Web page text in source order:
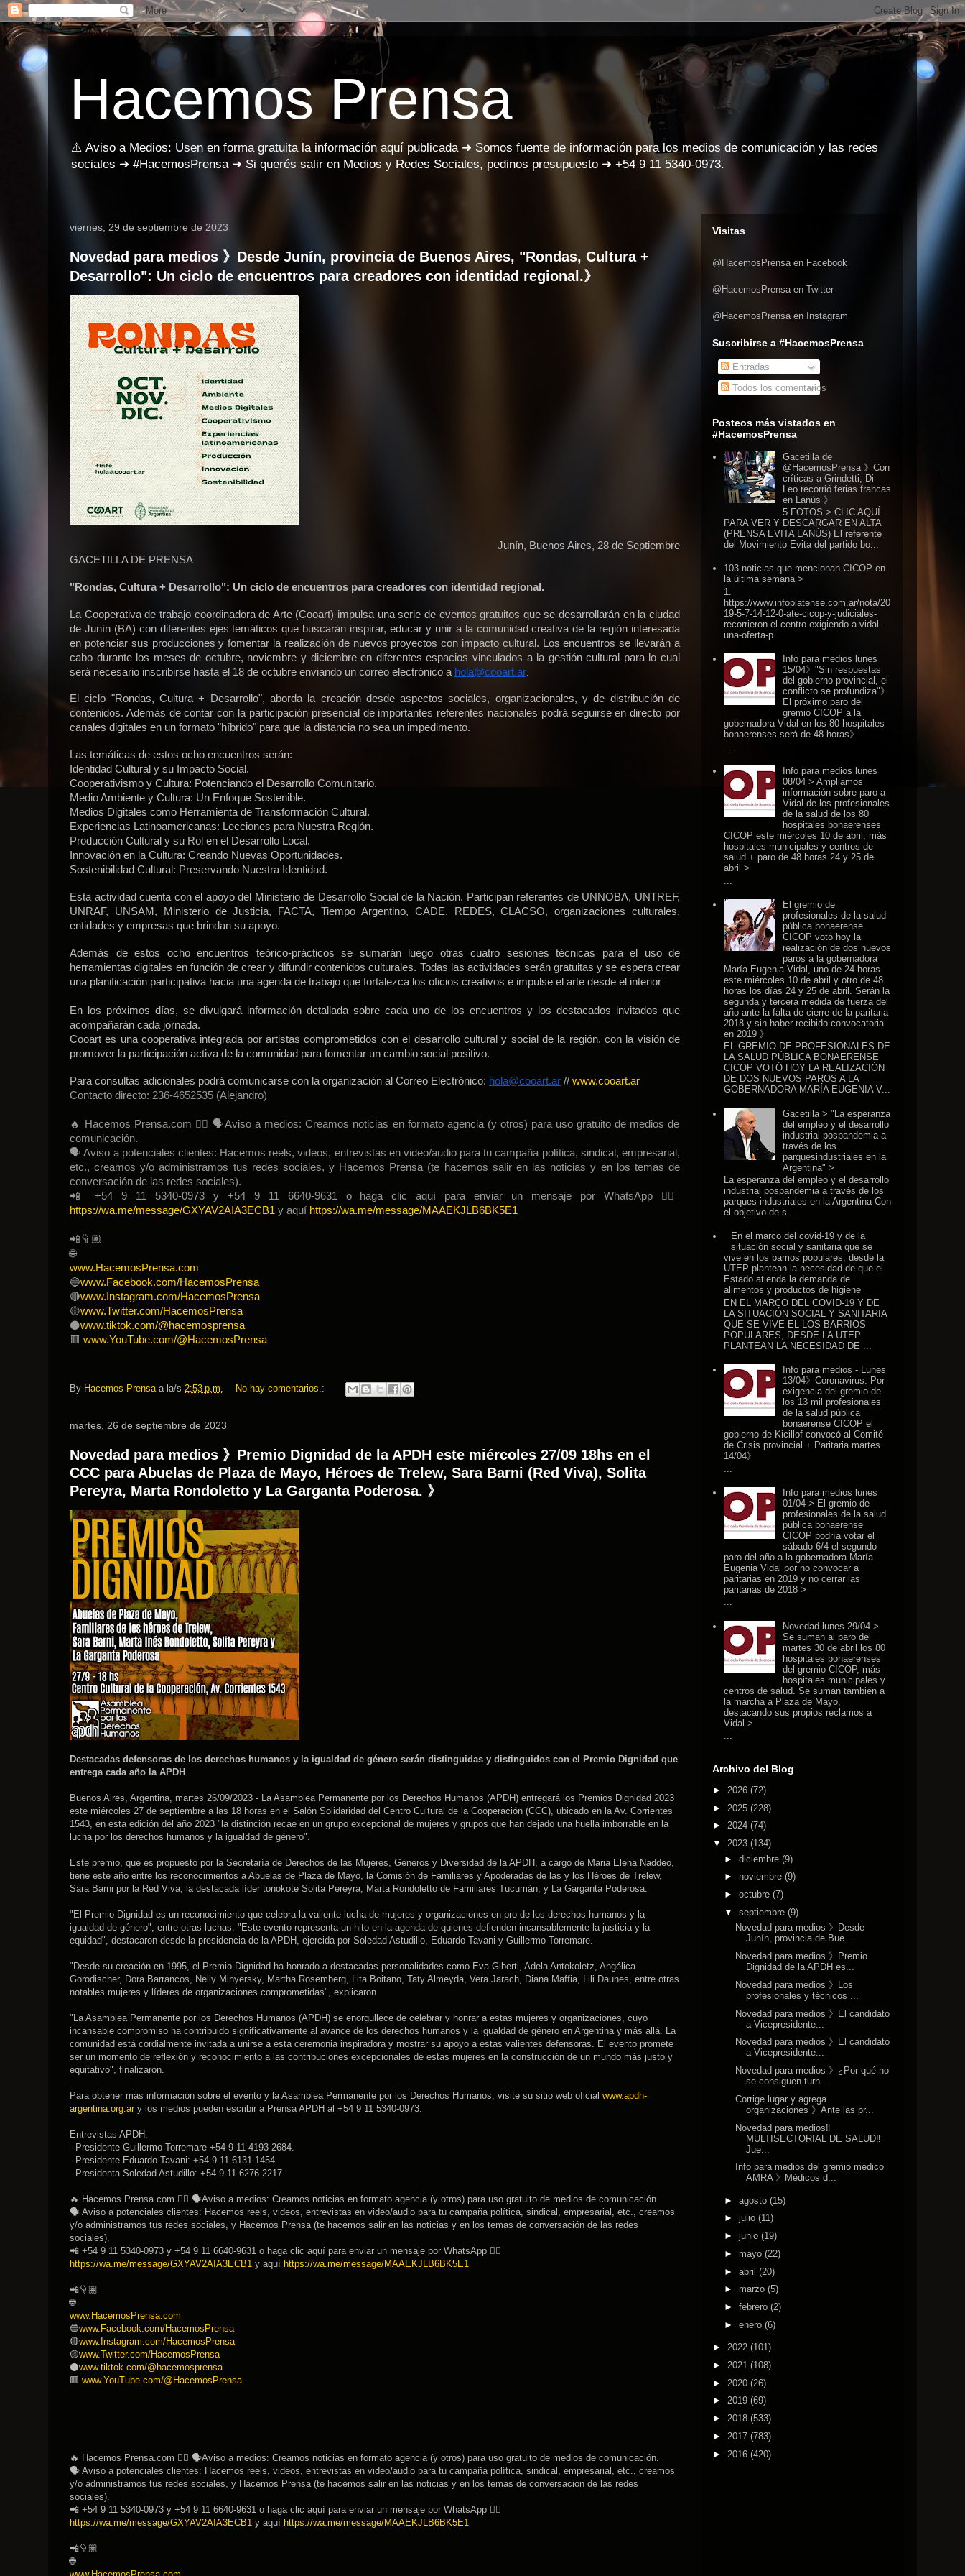
Hacemos Prensa
⚠️ Aviso a Medios: Usen en forma gratuita la información aquí publicada ➜ Somos fuente de información para los medios de comunicación y las redes
sociales ➜ #HacemosPrensa ➜ Si querés salir en Medios y Redes Sociales, pedinos presupuesto ➜ +54 9 11 5340-0973.
viernes, 29 de septiembre de 2023
Novedad para medios 》Desde Junín, provincia de Buenos Aires, "Rondas, Cultura +
Desarrollo": Un ciclo de encuentros para creadores con identidad regional.》
Junín, Buenos Aires, 28 de Septiembre
GACETILLA DE PRENSA
"Rondas, Cultura + Desarrollo": Un ciclo de encuentros para creadores con identidad regional.
La Cooperativa de trabajo coordinadora de Arte (Cooart) impulsa una serie de eventos gratuitos que se desarrollarán en la ciudad
de Junín (BA) con diferentes ejes temáticos que buscarán inspirar, educar y unir a la comunidad creativa de la región interesada
en potenciar sus producciones y fomentar la realización de nuevos proyectos con impacto cultural. Los encuentros se llevarán a
cabo durante los meses de octubre, noviembre y diciembre en diferentes espacios vinculados a la gestión cultural para lo cual
será necesario inscribirse hasta el 18 de octubre enviando un correo electrónico a hola@cooart.ar.
El ciclo "Rondas, Cultura + Desarrollo", aborda la creación desde aspectos sociales, organizacionales, y de distribución de
contenidos. Además de contar con la participación presencial de importantes referentes nacionales podrá seguirse en directo por
canales digitales en un formato "híbrido" para que la distancia no sea un impedimento.
Las temáticas de estos ocho encuentros serán:
Identidad Cultural y su Impacto Social.
Cooperativismo y Cultura: Potenciando el Desarrollo Comunitario.
Medio Ambiente y Cultura: Un Enfoque Sostenible.
Medios Digitales como Herramienta de Transformación Cultural.
Experiencias Latinoamericanas: Lecciones para Nuestra Región.
Producción Cultural y su Rol en el Desarrollo Local.
Innovación en la Cultura: Creando Nuevas Oportunidades.
Sostenibilidad Cultural: Preservando Nuestra Identidad.
Esta actividad cuenta con el apoyo del Ministerio de Desarrollo Social de la Nación. Participan referentes de UNNOBA, UNTREF,
UNRAF, UNSAM, Ministerio de Justicia, FACTA, Tiempo Argentino, CADE, REDES, CLACSO, organizaciones culturales,
entidades y empresas que brindan su apoyo.
Además de estos ocho encuentros teórico-prácticos se sumarán luego otras cuatro sesiones técnicas para el uso de
herramientas digitales en función de crear y difundir contenidos culturales. Todas las actividades serán gratuitas y se espera crear
una planificación participativa hacia una agenda de trabajo que fortalezca los oficios creativos e impulse el arte desde el interior
En los próximos días, se divulgará información detallada sobre cada uno de los encuentros y los destacados invitados que
acompañarán cada jornada.
Cooart es una cooperativa integrada por artistas comprometidos con el desarrollo cultural y social de la región, con la visión de
promover la participación activa de la comunidad para fomentar un cambio social positivo.
Para consultas adicionales podrá comunicarse con la organización al Correo Electrónico: hola@cooart.ar // www.cooart.ar
Contacto directo: 236-4652535 (Alejandro)
🔥 Hacemos Prensa.com 👉🏽 🗣Aviso a medios: Creamos noticias en formato agencia (y otros) para uso gratuito de medios de
comunicación.
🗣 Aviso a potenciales clientes: Hacemos reels, videos, entrevistas en video/audio para tu campaña política, sindical, empresarial,
etc., creamos y/o administramos tus redes sociales, y Hacemos Prensa (te hacemos salir en las noticias y en los temas de
conversación de las redes sociales).
📲 +54 9 11 5340-0973 y +54 9 11 6640-9631 o haga clic aquí para enviar un mensaje por WhatsApp 👉🏽
https://wa.me/message/GXYAV2AIA3ECB1 y aquí https://wa.me/message/MAAEKJLB6BK5E1
📲👇🏽
🌐
www.HacemosPrensa.com
🔵www.Facebook.com/HacemosPrensa
🔴www.Instagram.com/HacemosPrensa
🟡www.Twitter.com/HacemosPrensa
⚫️www.tiktok.com/@hacemosprensa
🟥 www.YouTube.com/@HacemosPrensa
By Hacemos Prensa a la/s 2:53 p.m. No hay comentarios.:
martes, 26 de septiembre de 2023
Novedad para medios 》Premio Dignidad de la APDH este miércoles 27/09 18hs en el
CCC para Abuelas de Plaza de Mayo, Héroes de Trelew, Sara Barni (Red Viva), Solita
Pereyra, Marta Rondoletto y La Garganta Poderosa. 》
Destacadas defensoras de los derechos humanos y la igualdad de género serán distinguidas y distinguidos con el Premio Dignidad que
entrega cada año la APDH
Buenos Aires, Argentina, martes 26/09/2023 - La Asamblea Permanente por los Derechos Humanos (APDH) entregará los Premios Dignidad 2023
este miércoles 27 de septiembre a las 18 horas en el Salón Solidaridad del Centro Cultural de la Cooperación (CCC), ubicado en la Av. Corrientes
1543, en esta edición del año 2023 "la distinción recae en un grupo excepcional de mujeres y grupos que han dejado una huella imborrable en la
lucha por los derechos humanos y la igualdad de género".
Este premio, que es propuesto por la Secretaría de Derechos de las Mujeres, Géneros y Diversidad de la APDH, a cargo de Maria Elena Naddeo,
tiene este año entre los reconocimientos a Abuelas de Plaza de Mayo, la Comisión de Familiares y Apoderadas de las y los Héroes de Trelew,
Sara Barni por la Red Viva, la destacada líder tonokote Solita Pereyra, Marta Rondoletto de Familiares Tucumán, y La Garganta Poderosa.
"El Premio Dignidad es un reconocimiento que celebra la valiente lucha de mujeres y organizaciones en pro de los derechos humanos y la
igualdad de género", entre otras luchas. "Este evento representa un hito en la agenda de quienes defienden incansablemente la justicia y la
equidad", destacaron desde la presidencia de la APDH, ejercida por Soledad Astudillo, Eduardo Tavani y Guillermo Torremare.
"Desde su creación en 1995, el Premio Dignidad ha honrado a destacadas personalidades como Eva Giberti, Adela Antokoletz, Angélica
Gorodischer, Dora Barrancos, Nelly Minyersky, Martha Rosemberg, Lita Boitano, Taty Almeyda, Vera Jarach, Diana Maffia, Lili Daunes, entre otras
notables mujeres y líderes de organizaciones comprometidas", explicaron.
"La Asamblea Permanente por los Derechos Humanos (APDH) se enorgullece de celebrar y honrar a estas mujeres y organizaciones, cuyo
incansable compromiso ha contribuido significativamente al avance de los derechos humanos y la igualdad de género en Argentina y más allá. La
comunidad está cordialmente invitada a unirse a esta ceremonia inspiradora y mostrar su apoyo a estas valientes defensoras. El evento promete
ser un momento de reflexión y reconocimiento a las contribuciones excepcionales de estas mujeres en la construcción de un mundo más justo y
equitativo", finalizaron.
Para obtener más información sobre el evento y la Asamblea Permanente por los Derechos Humanos, visite su sitio web oficial www.apdh-
argentina.org.ary los medios pueden escribir a Prensa APDH al +54 9 11 5340-0973.
Entrevistas APDH:
- Presidente Guillermo Torremare +54 9 11 4193-2684.
- Presidente Eduardo Tavani: +54 9 11 6131-1454.
- Presidenta Soledad Astudillo: +54 9 11 6276-2217
🔥 Hacemos Prensa.com 👉🏽 🗣Aviso a medios: Creamos noticias en formato agencia (y otros) para uso gratuito de medios de comunicación.
🗣 Aviso a potenciales clientes: Hacemos reels, videos, entrevistas en video/audio para tu campaña política, sindical, empresarial, etc., creamos
y/o administramos tus redes sociales, y Hacemos Prensa (te hacemos salir en las noticias y en los temas de conversación de las redes
sociales).
📲 +54 9 11 5340-0973 y +54 9 11 6640-9631 o haga clic aquí para enviar un mensaje por WhatsApp 👉🏽
https://wa.me/message/GXYAV2AIA3ECB1 y aquí https://wa.me/message/MAAEKJLB6BK5E1
📲👇🏽
🌐
www.HacemosPrensa.com
🔵www.Facebook.com/HacemosPrensa
🔴www.Instagram.com/HacemosPrensa
🟡www.Twitter.com/HacemosPrensa
⚫️www.tiktok.com/@hacemosprensa
🟥 www.YouTube.com/@HacemosPrensa
🔥 Hacemos Prensa.com 👉🏽 🗣Aviso a medios: Creamos noticias en formato agencia (y otros) para uso gratuito de medios de comunicación.
🗣 Aviso a potenciales clientes: Hacemos reels, videos, entrevistas en video/audio para tu campaña política, sindical, empresarial, etc., creamos
y/o administramos tus redes sociales, y Hacemos Prensa (te hacemos salir en las noticias y en los temas de conversación de las redes
sociales).
📲 +54 9 11 5340-0973 y +54 9 11 6640-9631 o haga clic aquí para enviar un mensaje por WhatsApp 👉🏽
https://wa.me/message/GXYAV2AIA3ECB1 y aquí https://wa.me/message/MAAEKJLB6BK5E1
📲👇🏽
🌐
Visitas
@HacemosPrensa en Facebook
@HacemosPrensa en Twitter
@HacemosPrensa en Instagram
Suscribirse a #HacemosPrensa
Entradas
Todos los comentarios
Posteos más vistados en
#HacemosPrensa
Gacetilla de
@HacemosPrensa 》Con
críticas a Grindetti, Di
Leo recorrió ferias francas
en Lanús 》
5 FOTOS > CLIC AQUÍ
PARA VER Y DESCARGAR EN ALTA
(PRENSA EVITA LANÚS) El referente
del Movimiento Evita del partido bo...
103 noticias que mencionan CICOP en
la última semana >
1.
https://www.infoplatense.com.ar/nota/20
19-5-7-14-12-0-ate-cicop-y-judiciales-
recorrieron-el-centro-exigiendo-a-vidal-
una-oferta-p...
Info para medios lunes
15/04》"Sin respuestas
del gobierno provincial, el
conflicto se profundiza"》
El próximo paro del
gremio CICOP a la
gobernadora Vidal en los 80 hospitales
bonaerenses será de 48 horas》
Info para medios lunes
08/04 > Ampliamos
información sobre paro a
Vidal de los profesionales
de la salud de los 80
hospitales bonaerenses
CICOP este miércoles 10 de abril, más
hospitales municipales y centros de
salud + paro de 48 horas 24 y 25 de
abril >
El gremio de
profesionales de la salud
pública bonaerense
CICOP votó hoy la
realización de dos nuevos
paros a la gobernadora
María Eugenia Vidal, uno de 24 horas
este miércoles 10 de abril y otro de 48
horas los días 24 y 25 de abril. Serán la
segunda y tercera medida de fuerza del
año ante la falta de cierre de la paritaria
2018 y sin haber recibido convocatoria
en 2019 》
EL GREMIO DE PROFESIONALES DE
LA SALUD PÚBLICA BONAERENSE
CICOP VOTÓ HOY LA REALIZACIÓN
DE DOS NUEVOS PAROS A LA
GOBERNADORA MARÍA EUGENIA V...
Gacetilla > "La esperanza
del empleo y el desarrollo
industrial pospandemia a
través de los
parquesindustriales en la
Argentina" >
La esperanza del empleo y el desarrollo
industrial pospandemia a través de los
parques industriales en la Argentina Con
el objetivo de s...
En el marco del covid-19 y de la
situación social y sanitaria que se
vive en los barrios populares, desde la
UTEP plantean la necesidad de que el
Estado atienda la demanda de
alimentos y productos de higiene
EN EL MARCO DEL COVID-19 Y DE
LA SITUACIÓN SOCIAL Y SANITARIA
QUE SE VIVE EL LOS BARRIOS
POPULARES, DESDE LA UTEP
PLANTEAN LA NECESIDAD DE ...
Info para medios - Lunes
13/04》Coronavirus: Por
exigencia del gremio de
los 13 mil profesionales
de la salud pública
bonaerense CICOP el
gobierno de Kicillof convocó al Comité
de Crisis provincial + Paritaria martes
14/04》
Info para medios lunes
01/04 > El gremio de
profesionales de la salud
pública bonaerense
CICOP podría votar el
sábado 6/4 el segundo
paro del año a la gobernadora María
Eugenia Vidal por no convocar a
paritarias en 2019 y no cerrar las
paritarias de 2018 >
...
Novedad lunes 29/04 >
Se suman al paro del
martes 30 de abril los 80
hospitales bonaerenses
del gremio CICOP, más
hospitales municipales y
centros de salud. Se suman también a
la marcha a Plaza de Mayo,
destacando sus propios reclamos a
Vidal >
...
Archivo del Blog
► 2026 (72)
► 2025 (228)
► 2024 (74)
▼ 2023 (134)
► diciembre (9)
► noviembre (9)
► octubre (7)
▼ septiembre (9)
Novedad para medios 》Desde
Junín, provincia de Bue...
Novedad para medios 》Premio
Dignidad de la APDH es...
Novedad para medios 》Los
profesionales y técnicos ...
Novedad para medios 》El candidato
a Vicepresidente...
Novedad para medios 》El candidato
a Vicepresidente...
Novedad para medios 》¿Por qué no
se consiguen turn...
Corrige lugar y agrega
organizaciones 》Ante las pr...
Novedad para medios‼️
MULTISECTORIAL DE SALUD‼️
Jue...
Info para medios del gremio médico
AMRA 》Médicos d...
► agosto (15)
► julio (11)
► junio (19)
► mayo (22)
► abril (20)
► marzo (5)
► febrero (2)
► enero (6)
► 2022 (101)
► 2021 (108)
► 2020 (26)
► 2019 (69)
► 2018 (533)
► 2017 (783)
► 2016 (420)